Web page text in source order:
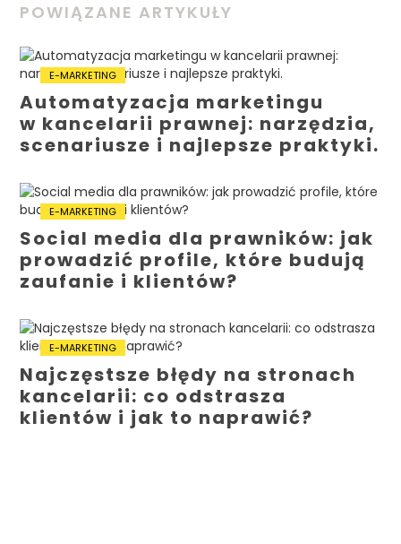
POWIĄZANE ARTYKUŁY
E-MARKETING
Automatyzacja marketingu
w kancelarii prawnej: narzędzia,
scenariusze i najlepsze praktyki.
E-MARKETING
Social media dla prawników: jak
prowadzić profile, które budują
zaufanie i klientów?
E-MARKETING
Najczęstsze błędy na stronach
kancelarii: co odstrasza
klientów i jak to naprawić?